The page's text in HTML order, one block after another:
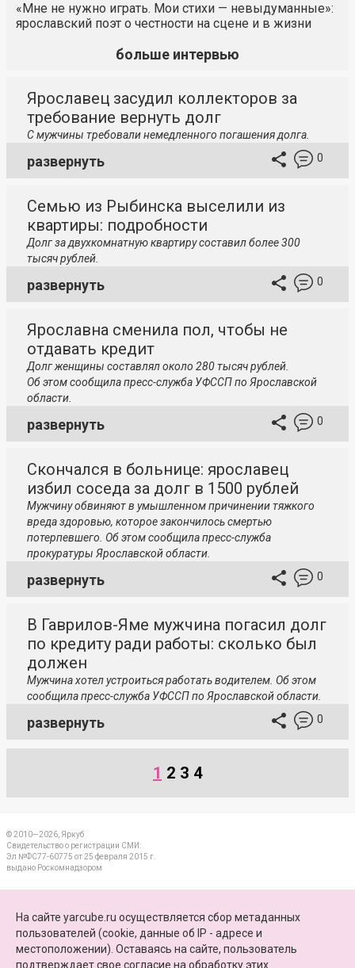
«Мне не нужно играть. Мои стихи — невыдуманные»:
ярославский поэт о честности на сцене и в жизни
больше интервью
Ярославец засудил коллекторов за
требование вернуть долг
С мужчины требовали немедленного погашения долга.
развернуть 0
Семью из Рыбинска выселили из
квартиры: подробности
Долг за двухкомнатную квартиру составил более 300
тысяч рублей.
развернуть 0
Ярославна сменила пол, чтобы не
отдавать кредит
Долг женщины составлял около 280 тысяч рублей.
Об этом сообщила пресс-служба УФССП по Ярославской
области.
развернуть 0
Скончался в больнице: ярославец
избил соседа за долг в 1500 рублей
Мужчину обвиняют в умышленном причинении тяжкого
вреда здоровью, которое закончилось смертью
потерпевшего. Об этом сообщила пресс-служба
прокуратуры Ярославской области.
развернуть 0
В Гаврилов-Яме мужчина погасил долг
по кредиту ради работы: сколько был
должен
Мужчина хотел устроиться работать водителем. Об этом
сообщила пресс-служба УФССП по Ярославской области.
развернуть 0
1 2 3 4
© 2010—2026, Яркуб
Свидетельство о регистрации СМИ:
Эл №ФС77-60775 от 25 февраля 2015 г.
выдано Роскомнадзором
ПАРТНЕРЫ
На сайте yarcube.ru осуществляется сбор метаданных
пользователей (cookie, данные об IP - адресе и
местоположении). Оставаясь на сайте, пользователь
подтверждает свое согласие на обработку этих